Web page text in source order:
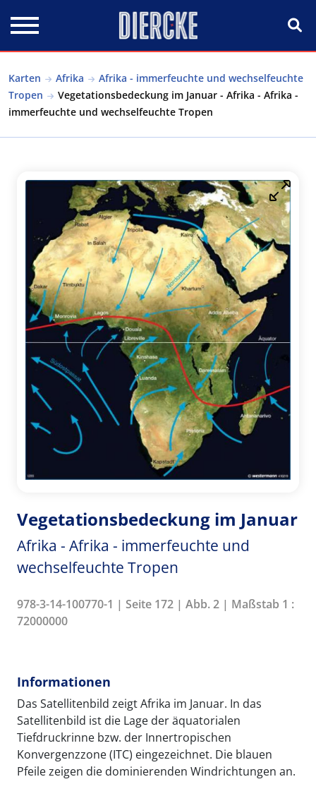
Karten Afrika
Afrika - immerfeuchte und wechselfeuchte
Tropen
Vegetationsbedeckung im Januar - Afrika - Afrika -
immerfeuchte und wechselfeuchte Tropen
Vegetationsbedeckung im Januar
Afrika - Afrika - immerfeuchte und
wechselfeuchte Tropen
978-3-14-100770-1 | Seite 172 | Abb. 2 | Maßstab 1 :
72000000
Informationen
Das Satellitenbild zeigt Afrika im Januar. In das
Satellitenbild ist die Lage der äquatorialen
Tiefdruckrinne bzw. der Innertropischen
Konvergenzzone (ITC) eingezeichnet. Die blauen
Pfeile zeigen die dominierenden Windrichtungen an.